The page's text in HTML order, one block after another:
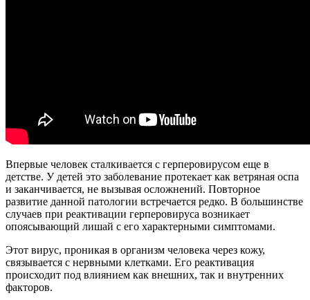
Впервые человек сталкивается с герперовирусом еще в
детстве. У детей это заболевание протекает как ветряная оспа
и заканчивается, не вызывая осложнений. Повторное
развитие данной патологии встречается редко. В большинстве
случаев при реактивации герперовируса возникает
опоясывающий лишай с его характерными симптомами.
Этот вирус, проникая в организм человека через кожу,
связывается с нервными клетками. Его реактивация
происходит под влиянием как внешних, так и внутренних
факторов.